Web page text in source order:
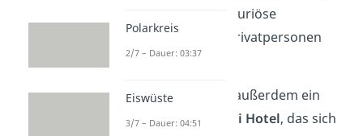
Weiter oben gibt es luxuriöse
Wohnungen, die von Privatpersonen
bewohnt werden.
Im Burj Khalifa gibt es außerdem ein
Hotel. Es ist dasArmani Hotel, das sich
Polarkreis
2/7 – Dauer: 03:37
Eiswüste
3/7 – Dauer: 04:51